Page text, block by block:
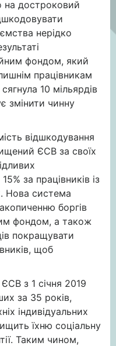
на достроковий
нерідко
фондом, який
працівникам
10 мільярдів
змінити чинну
відшкодування
ЄСВ за своїх
за працівників із
Нова система
боргів
фондом, а також
покращувати
щоб
з 1 січня 2019
за 35 років,
індивідуальних
їхню соціальну
Таким чином,